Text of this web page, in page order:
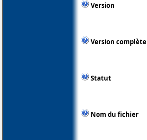
Version
Version complète
Statut
Nom du fichier